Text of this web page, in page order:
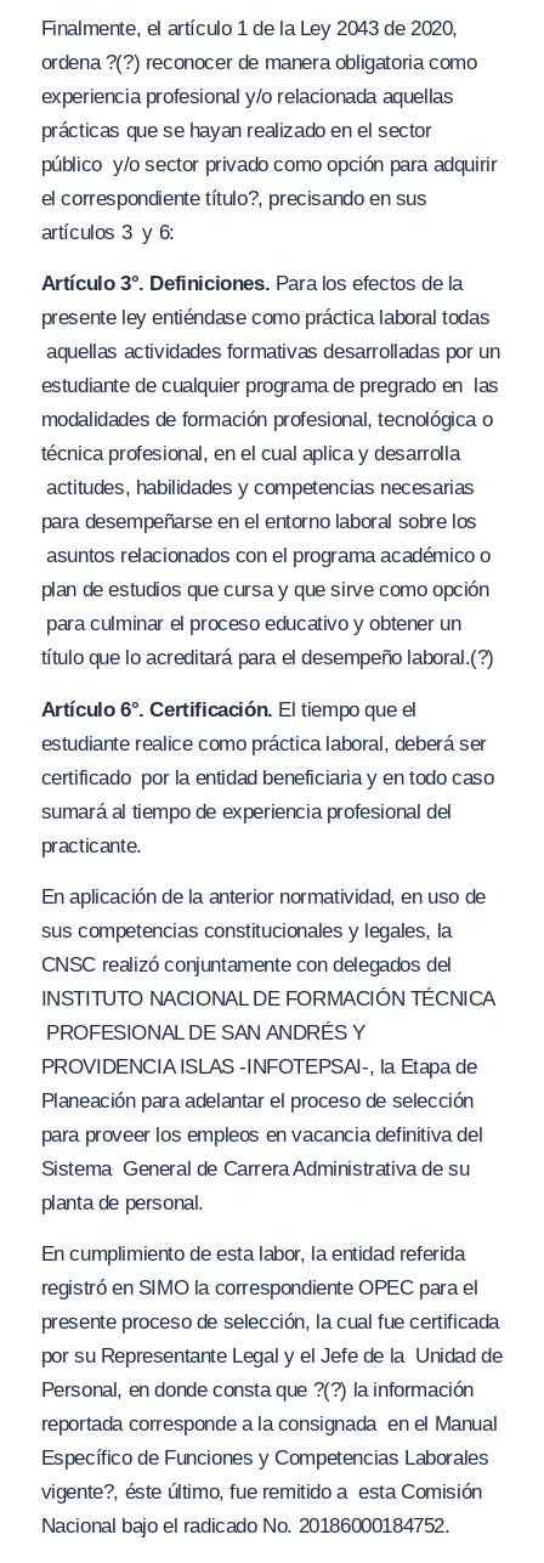
Finalmente, el artículo 1 de la Ley 2043 de 2020,
ordena ?(?) reconocer de manera obligatoria como
experiencia profesional y/o relacionada aquellas
prácticas que se hayan realizado en el sector
público y/o sector privado como opción para adquirir
el correspondiente título?, precisando en sus
artículos 3 y 6:
Artículo 3°. Definiciones. Para los efectos de la
presente ley entiéndase como práctica laboral todas
aquellas actividades formativas desarrolladas por un
estudiante de cualquier programa de pregrado en las
modalidades de formación profesional, tecnológica o
técnica profesional, en el cual aplica y desarrolla
actitudes, habilidades y competencias necesarias
para desempeñarse en el entorno laboral sobre los
asuntos relacionados con el programa académico o
plan de estudios que cursa y que sirve como opción
para culminar el proceso educativo y obtener un
título que lo acreditará para el desempeño laboral.(?)
Artículo 6°. Certificación. El tiempo que el
estudiante realice como práctica laboral, deberá ser
certificado por la entidad beneficiaria y en todo caso
sumará al tiempo de experiencia profesional del
practicante.
En aplicación de la anterior normatividad, en uso de
sus competencias constitucionales y legales, la
CNSC realizó conjuntamente con delegados del
INSTITUTO NACIONAL DE FORMACIÓN TÉCNICA
PROFESIONAL DE SAN ANDRÉS Y
PROVIDENCIA ISLAS -INFOTEPSAI-, la Etapa de
Planeación para adelantar el proceso de selección
para proveer los empleos en vacancia definitiva del
Sistema General de Carrera Administrativa de su
planta de personal.
En cumplimiento de esta labor, la entidad referida
registró en SIMO la correspondiente OPEC para el
presente proceso de selección, la cual fue certificada
por su Representante Legal y el Jefe de la Unidad de
Personal, en donde consta que ?(?) la información
reportada corresponde a la consignada en el Manual
Específico de Funciones y Competencias Laborales
vigente?, éste último, fue remitido a esta Comisión
Nacional bajo el radicado No. 20186000184752.